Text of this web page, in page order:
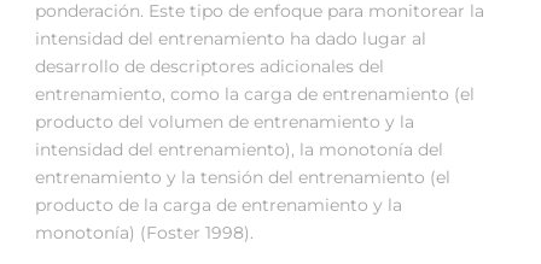
ponderación. Este tipo de enfoque para monitorear la
intensidad del entrenamiento ha dado lugar al
desarrollo de descriptores adicionales del
entrenamiento, como la carga de entrenamiento (el
producto del volumen de entrenamiento y la
intensidad del entrenamiento), la monotonía del
entrenamiento y la tensión del entrenamiento (el
producto de la carga de entrenamiento y la
monotonía) (Foster 1998).